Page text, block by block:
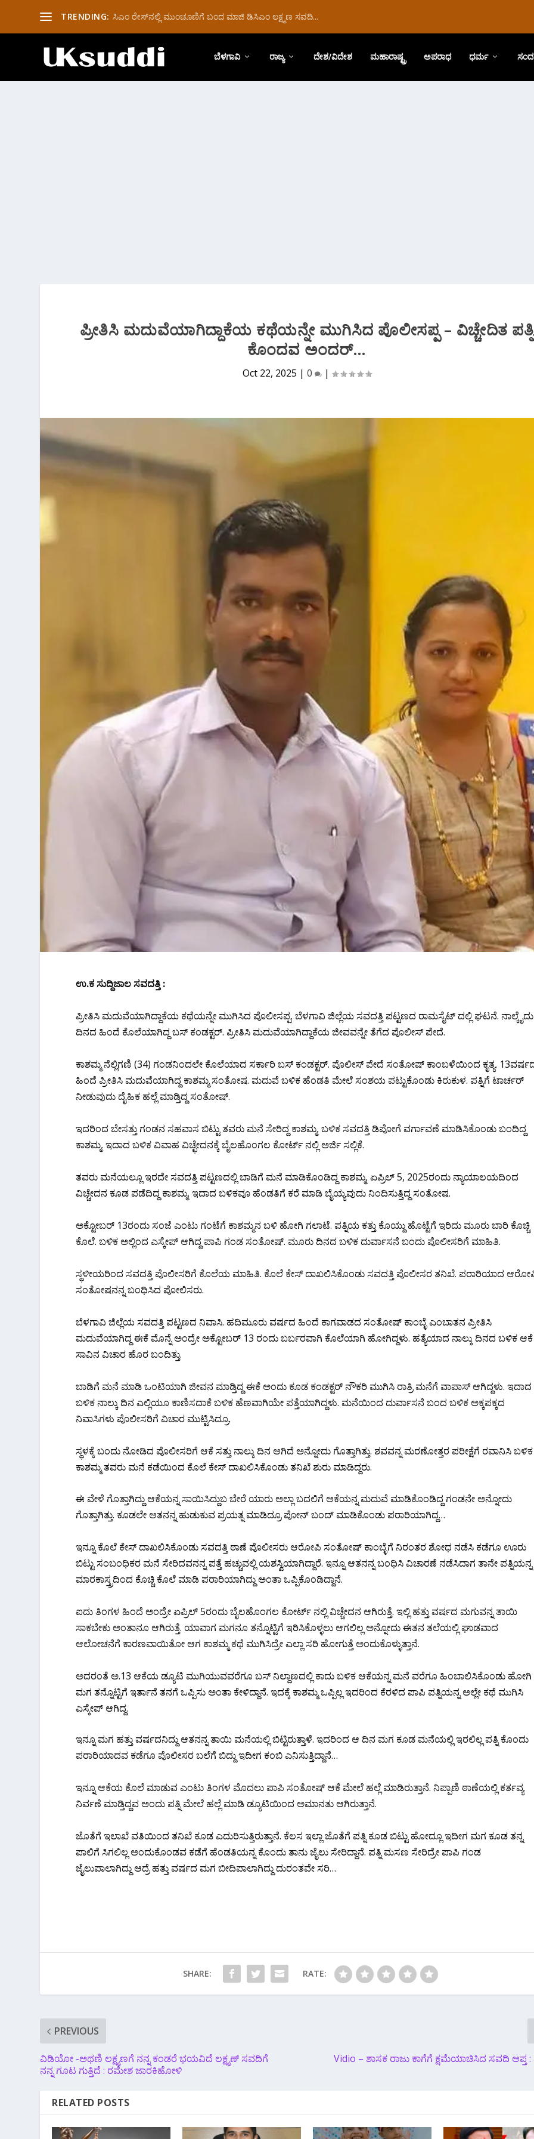
TRENDING: ಸಿಎಂ ರೇಸ್‌ನಲ್ಲಿ ಮುಂಚೂಣಿಗೆ ಬಂದ ಮಾಜಿ ಡಿಸಿಎಂ ಲಕ್ಷ್ಮಣ ಸವದಿ...
ಬೆಳಗಾವಿ ರಾಜ್ಯ ದೇಶ/ವಿದೇಶ ಮಹಾರಾಷ್ಟ್ರ ಅಪರಾಧ ಧರ್ಮ
ಪ್ರೀತಿಸಿ ಮದುವೆಯಾಗಿದ್ದಾಕೆಯ ಕಥೆಯನ್ನೇ ಮುಗಿಸಿದ ಪೊಲೀಸಪ್ಪ – ವಿಚ್ಚೇದಿತ ಪತ್ನಿ
ಕೊಂದವ ಅಂದರ್…
Oct 22, 2025 | 0 |
ಉ.ಕ‌ ಸುದ್ದಿಜಾಲ ಸವದತ್ತಿ :
ಪ್ರೀತಿಸಿ ಮದುವೆಯಾಗಿದ್ದಾಕೆಯ ಕಥೆಯನ್ನೇ ಮುಗಿಸಿದ ಪೊಲೀಸಪ್ಪ.‌ ಬೆಳಗಾವಿ ಜಿಲ್ಲೆಯ ಸವದತ್ತಿ ಪಟ್ಟಣದ ರಾಮಸೈಟ್ ದಲ್ಲಿ ಘಟನೆ. ನಾಲ್ಕೈದು
ದಿನದ ಹಿಂದೆ ಕೊಲೆಯಾಗಿದ್ದ ಬಸ್ ಕಂಡಕ್ಟರ್. ಪ್ರೀತಿಸಿ ಮದುವೆಯಾಗಿದ್ದಾಕೆಯ ಜೀವವನ್ನೇ ತೆಗೆದ ಪೊಲೀಸ್ ಪೇದೆ.
ಕಾಶಮ್ಮ ನೆಲ್ಲಿಗಣಿ (34) ಗಂಡನಿಂದಲೇ ಕೊಲೆಯಾದ ಸರ್ಕಾರಿ ಬಸ್ ಕಂಡಕ್ಟರ್. ಪೊಲೀಸ್ ಪೇದೆ ಸಂತೋಷ್ ಕಾಂಬಳೆಯಿಂದ ಕೃತ್ಯ.
ಹಿಂದೆ ಪ್ರೀತಿಸಿ ಮದುವೆಯಾಗಿದ್ದ ಕಾಶಮ್ಮ ಸಂತೋಷ. ಮದುವೆ ಬಳಿಕ ಹೆಂಡತಿ ಮೇಲೆ ಸಂಶಯ ಪಟ್ಟುಕೊಂಡು ಕಿರುಕುಳ. ಪತ್ನಿಗೆ ಟಾರ್ಚರ್
ನೀಡುವುದು ದೈಹಿಕ ಹಲ್ಲೆ ಮಾಡ್ತಿದ್ದ ಸಂತೋಷ್.
ಇದರಿಂದ ಬೇಸತ್ತು ಗಂಡನ ಸಹವಾಸ ಬಿಟ್ಟು ತವರು ಮನೆ ಸೇರಿದ್ದ ಕಾಶಮ್ಮ. ಬಳಿಕ ಸವದತ್ತಿ ಡಿಪೋಗೆ ವರ್ಗಾವಣೆ ಮಾಡಿಸಿಕೊಂಡು ಬಂದಿದ್ದ
ಕಾಶಮ್ಮ. ಇದಾದ ಬಳಿಕ ವಿವಾಹ ವಿಚ್ಛೇದನಕ್ಕೆ ಬೈಲಹೊಂಗಲ ಕೋರ್ಟ್ ನಲ್ಲಿ ಅರ್ಜಿ ಸಲ್ಲಿಕೆ.
ತವರು ಮನೆಯಲ್ಲೂ ಇರದೇ ಸವದತ್ತಿ ಪಟ್ಟಣದಲ್ಲಿ ಬಾಡಿಗೆ ಮನೆ‌ ಮಾಡಿಕೊಂಡಿದ್ದ ಕಾಶಮ್ಮ. ಏಪ್ರಿಲ್ 5, 2025ರಂದು ನ್ಯಾಯಾಲಯದಿಂದ
ವಿಚ್ಚೇದನ ಕೂಡ ಪಡೆದಿದ್ದ ಕಾಶಮ್ಮ. ಇದಾದ ಬಳಿಕವೂ ಹೆಂಡತಿಗೆ ಕರೆ ಮಾಡಿ ಬೈಯ್ಯವುದು ನಿಂದಿಸುತ್ತಿದ್ದ ಸಂತೋಷ.
ಅಕ್ಟೋಬರ್ 13ರಂದು ಸಂಜೆ ಎಂಟು ಗಂಟೆಗೆ ಕಾಶಮ್ಮನ ಬಳಿ ಹೋಗಿ ಗಲಾಟೆ. ಪತ್ನಿಯ ಕತ್ತು ಕೊಯ್ದು ಹೊಟ್ಟೆಗೆ ಇರಿದು ಮೂರು ಬಾರಿ ಕೊಚ್ಚಿ
ಕೊಲೆ. ಬಳಿಕ ಅಲ್ಲಿಂದ ಎಸ್ಕೇಪ್ ಆಗಿದ್ದ ಪಾಪಿ ಗಂಡ ಸಂತೋಷ್. ಮೂರು ದಿನದ ಬಳಿಕ ದುರ್ವಾಸನೆ ಬಂದು ಪೊಲೀಸರಿಗೆ ಮಾಹಿತಿ.
ಸ್ಥಳೀಯರಿಂದ ಸವದತ್ತಿ ಪೊಲೀಸರಿಗೆ ಕೊಲೆಯ ಮಾಹಿತಿ. ಕೊಲೆ ಕೇಸ್ ದಾಖಲಿಸಿಕೊಂಡು ಸವದತ್ತಿ ಪೊಲೀಸರ ತನಿಖೆ. ಪರಾರಿಯಾದ
ಸಂತೋಷನನ್ನ ಬಂಧಿಸಿದ ಪೋಲಿಸರು.
ಬೆಳಗಾವಿ ಜಿಲ್ಲೆಯ ಸವದತ್ತಿ ಪಟ್ಟಣದ ನಿವಾಸಿ. ಹದಿಮೂರು ವರ್ಷದ ಹಿಂದೆ ಕಾಗವಾಡದ ಸಂತೋಷ್ ಕಾಂಬ್ಳೆ ಎಂಬಾತನ ಪ್ರೀತಿಸಿ
ಮದುವೆಯಾಗಿದ್ದ ಈಕೆ ಮೊನ್ನೆ ಅಂದ್ರೇ ಅಕ್ಟೋಬರ್ 13 ರಂದು ಬರ್ಬರವಾಗಿ ಕೊಲೆಯಾಗಿ ಹೋಗಿದ್ದಳು. ಹತ್ಯೆಯಾದ ನಾಲ್ಕು ದಿನದ ಬಳಿಕ ಆಕೆ
ಸಾವಿನ ವಿಚಾರ ಹೊರ ಬಂದಿತ್ತು.
ಬಾಡಿಗೆ ಮನೆ ಮಾಡಿ ಒಂಟಿಯಾಗಿ ಜೀವನ ಮಾಡ್ತಿದ್ದ ಈಕೆ ಅಂದು ಕೂಡ ಕಂಡಕ್ಟರ್ ನೌಕರಿ ಮುಗಿಸಿ ರಾತ್ರಿ ಮನೆಗೆ ವಾಪಾಸ್ ಆಗಿದ್ದಳು. ಇದಾದ
ಬಳಿಕ ನಾಲ್ಕು ದಿನ ಎಲ್ಲಿಯೂ ಕಾಣಿಸದಾಕೆ ಬಳಿಕ ಹೆಣವಾಗಿಯೇ ಪತ್ತೆಯಾಗಿದ್ದಳು. ಮನೆಯಿಂದ ದುರ್ವಾಸನೆ ಬಂದ‌ ಬಳಿಕ ಅಕ್ಕಪಕ್ಕದ
ನಿವಾಸಿಗಳು ಪೊಲೀಸರಿಗೆ ವಿಚಾರ ಮುಟ್ಟಿಸಿದ್ರೂ.
ಸ್ಥಳಕ್ಕೆ ಬಂದು ನೋಡಿದ ಪೊಲೀಸರಿಗೆ ಆಕೆ ಸತ್ತು ನಾಲ್ಕು ದಿನ ಆಗಿದೆ ಅನ್ನೋದು ಗೊತ್ತಾಗಿತ್ತು. ಶವವನ್ನ ಮರಣೋತ್ತರ ಪರೀಕ್ಷೆಗೆ ರವಾನಿಸಿ ಬಳಿಕ
ಕಾಶಮ್ಮ ತವರು ಮನೆ ಕಡೆಯಿಂದ ಕೊಲೆ ಕೇಸ್ ದಾಖಲಿಸಿಕೊಂಡು ತನಿಖೆ ಶುರು ಮಾಡಿದ್ದರು.
ಈ ವೇಳೆ ಗೊತ್ತಾಗಿದ್ದು ಆಕೆಯನ್ನ ಸಾಯಿಸಿದ್ದುಬ ಬೇರೆ ಯಾರು ಅಲ್ಲಾ ಬದಲಿಗೆ ಆಕೆಯನ್ನ ಮದುವೆ ಮಾಡಿಕೊಂಡಿದ್ದ ಗಂಡನೇ ಅನ್ನೋದು
ಗೊತ್ತಾಗಿತ್ತು. ಕೂಡಲೇ ಆತನನ್ನ ಹುಡುಕುವ ಪ್ರಯತ್ನ ಮಾಡಿದ್ರೂ ಪೋನ್ ಬಂದ್ ಮಾಡಿಕೊಂಡು ಪರಾರಿಯಾಗಿದ್ದ…
ಇನ್ನೂ ಕೊಲೆ ಕೇಸ್ ದಾಖಲಿಸಿಕೊಂಡು ಸವದತ್ತಿ ಠಾಣೆ ಪೊಲೀಸರು ಆರೋಪಿ ಸಂತೋಷ್ ಕಾಂಬ್ಳೆಗೆ ನಿರಂತರ ಶೋಧ ನಡೆಸಿ ಕಡೆಗೂ ಊರು
ಬಿಟ್ಟು ಸಂಬಂಧಿಕರ ಮನೆ ಸೇರಿದವನನ್ನ ಪತ್ತೆ ಹಚ್ಚುವಲ್ಲಿ ಯಶಸ್ವಿಯಾಗಿದ್ದಾರೆ. ಇನ್ನೂ ಆತನನ್ನ ಬಂಧಿಸಿ ವಿಚಾರಣೆ ನಡೆಸಿದಾಗ ತಾನೇ ಪತ್ನಿಯನ್ನ
ಮಾರಕಾಸ್ತ್ರದಿಂದ ಕೊಚ್ಚಿ ಕೊಲೆ ಮಾಡಿ ಪರಾರಿಯಾಗಿದ್ದು ಅಂತಾ ಒಪ್ಪಿಕೊಂಡಿದ್ದಾನೆ.
ಐದು ತಿಂಗಳ ಹಿಂದೆ ಅಂದ್ರೇ ಏಪ್ರಿಲ್ 5ರಂದು ಬೈಲಹೊಂಗಲ ಕೋರ್ಟ್ ನಲ್ಲಿ ವಿಚ್ಚೇದನ ಆಗಿರುತ್ತೆ. ಇಲ್ಲಿ ಹತ್ತು ವರ್ಷದ ಮಗುವನ್ನ ತಾಯಿ
ಸಾಕಬೇಕು ಅಂತಾನೂ ಆಗಿರುತ್ತೆ.‌ ಯಾವಾಗ ಮಗನೂ ತನ್ನೊಟ್ಟಿಗೆ ಇರಿಸಿಕೊಳ್ಳಲು ಆಗಲಿಲ್ಲ ಅನ್ನೋದು ಈತನ ತಲೆಯಲ್ಲಿ ಘಾಡವಾದ
ಆಲೋಚನೆಗೆ ಕಾರಣವಾಯಿತೋ ಆಗ ಕಾಶಮ್ಮ ಕಥೆ ಮುಗಿಸಿದ್ರೇ ಎಲ್ಲಾ ಸರಿ ಹೋಗುತ್ತೆ ಅಂದುಕೊಳ್ಳುತ್ತಾನೆ.
ಅದರಂತೆ ಅ.13 ಆಕೆಯ ಡ್ಯೂಟಿ ಮುಗಿಯುವವರೆಗೂ ಬಸ್ ನಿಲ್ದಾಣದಲ್ಲಿ ಕಾದು ಬಳಿಕ ಆಕೆಯನ್ನ ಮನೆ ವರೆಗೂ ಹಿಂಬಾಲಿಸಿಕೊಂಡು ಹೋಗಿ
ಮಗ ತನ್ನೊಟ್ಟಿಗೆ ಇರ್ತಾನೆ ತನಗೆ ಒಪ್ಪಿಸು ಅಂತಾ ಕೇಳಿದ್ದಾನೆ. ಇದಕ್ಕೆ ಕಾಶಮ್ಮ ಒಪ್ಪಿಲ್ಲ ಇದರಿಂದ ಕೆರಳಿದ ಪಾಪಿ ಪತ್ನಿಯನ್ನ ಅಲ್ಲೇ ಕಥೆ ಮುಗಿಸಿ
ಎಸ್ಕೇಪ್ ಆಗಿದ್ದ.
ಇನ್ನೂ ಮಗ ಹತ್ತು ವರ್ಷದನಿದ್ದು ಆತನನ್ನ ತಾಯಿ ಮನೆಯಲ್ಲಿ ಬಿಟ್ಟಿರುತ್ತಾಳೆ. ಇದರಿಂದ ಆ ದಿನ ಮಗ ಕೂಡ‌ ಮನೆಯಲ್ಲಿ ಇರಲಿಲ್ಲ ಪತ್ನಿ ಕೊಂದು
ಪರಾರಿಯಾದವ ಕಡೆಗೂ ಪೊಲೀಸರ ಬಲೆಗೆ ಬಿದ್ದು ಇದೀಗ ಕಂಬಿ ಎನಿಸುತ್ತಿದ್ದಾನೆ…
ಇನ್ನೂ ಆಕೆಯ ಕೊಲೆ ಮಾಡುವ ಎಂಟು ತಿಂಗಳ‌ ಮೊದಲು ಪಾಪಿ ಸಂತೋಷ್ ಆಕೆ ಮೇಲೆ ಹಲ್ಲೆ ಮಾಡಿರುತ್ತಾನೆ. ನಿಪ್ಪಾಣಿ ಠಾಣೆಯಲ್ಲಿ ಕರ್ತವ್ಯ
ನಿರ್ವಣೆ ಮಾಡ್ತಿದ್ದವ ಅಂದು ಪತ್ನಿ ಮೇಲೆ ಹಲ್ಲೆ ಮಾಡಿ ಡ್ಯೂಟಿಯಿಂದ ಅಮಾನತು ಆಗಿರುತ್ತಾನೆ.
ಜೊತೆಗೆ ಇಲಾಖೆ ವತಿಯಿಂದ ತನಿಖೆ ಕೂಡ ಎದುರಿಸುತ್ತಿರುತ್ತಾನೆ. ಕೆಲಸ ಇಲ್ಲಾ ಜೊತೆಗೆ ಪತ್ನಿ ಕೂಡ ಬಿಟ್ಟು ಹೋದ್ಲೂ ಇದೀಗ ಮಗ ಕೂಡ ತನ್ನ
ಪಾಲಿಗೆ ಸಿಗಲಿಲ್ಲ ಅಂದುಕೊಂಡವ ಕಡೆಗೆ ಹೆಂಡತಿಯನ್ನ ಕೊಂದು ತಾನು ಜೈಲು ಸೇರಿದ್ದಾನೆ. ಪತ್ನಿ‌ ಮಸಣ ಸೇರಿದ್ರೇ ಪಾಪಿ ಗಂಡ
ಜೈಲುಪಾಲಾಗಿದ್ದು ಆದ್ರೆ ಹತ್ತು ವರ್ಷದ ಮಗ ಬೀದಿಪಾಲಾಗಿದ್ದು ದುರಂತವೇ ಸರಿ…
SHARE: RATE:
PREVIOUS
ವಿಡಿಯೋ -ಅಥಣಿ ಲಕ್ಷ್ಮಣಗೆ ನನ್ನ ಕಂಡರೆ ಭಯವಿದೆ ಲಕ್ಷ್ಮಣ್ ಸವದಿಗೆ
ನನ್ನ ಗೂಟ ಗುತ್ತಿದೆ : ರಮೇಶ ಜಾರಕಿಹೋಳಿ
Vidio – ಶಾಸಕ ರಾಜು ಕಾಗೆಗೆ ಕ್ಷಮೆಯಾಚಿಸಿದ ಸವದಿ ಆಪ್ತ
RELATED POSTS